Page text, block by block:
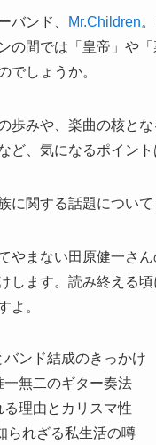
バンド、 Mr.Children
の間では「皇帝」や
でしょうか。
歩みや、楽曲の核と
ど、気になるポイント
に関する話題につい
やまない田原健一さ
します。読み終える
よ。
ンド結成のきっかけ
無二のギター奏法
理由とカリスマ性
られざる私生活の噂